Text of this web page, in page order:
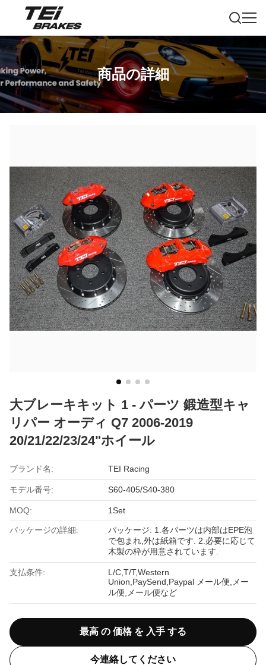
商品の詳細
大ブレーキキット 1 - パーツ 鍛造型キャ
リパー オーディ Q7 2006-2019
20/21/22/23/24"ホイール
ブランド名: TEI Racing
モデル番号: S60‐405/S40‐380
MOQ: 1Set
パッケージの詳細:
パッケージ: 1.各パーツは内部はEPE泡
で包まれ,外は紙箱です. 2.必要に応じて
木製の枠が用意されています.
支払条件:
L/C,T/T,Western
Union,PaySend,Paypal メール便,メー
ル便,メール便など
最高 の 価格 を 入手 する
今連絡してください